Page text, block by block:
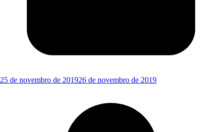
25 de novembro de 201926 de novembro de 2019